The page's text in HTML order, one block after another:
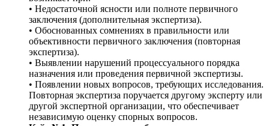
• Недостаточной ясности или полноте первичного
заключения (дополнительная экспертиза).
• Обоснованных сомнениях в правильности или
объективности первичного заключения (повторная
экспертиза).
• Выявлении нарушений процессуального порядка
назначения или проведения первичной экспертизы.
• Появлении новых вопросов, требующих исследования.
Повторная экспертиза поручается другому эксперту или
другой экспертной организации, что обеспечивает
независимую оценку спорных вопросов.